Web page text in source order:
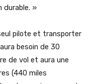
durable. »
pilote et transporter
besoin de 30
de vol et aura une
(440 miles